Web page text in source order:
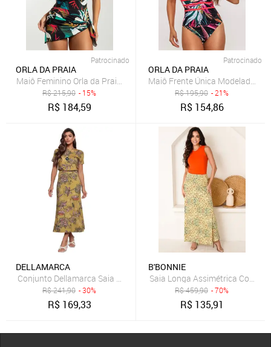
Patrocinado
ORLA DA PRAIA
Maiô Feminino Orla da Praia Com Saia Saída De Praia E Bojo Com
R$215,90 - 15%
R$ 184,59
Patrocinado
ORLA DA PRAIA
Maiô Frente Única Modelador
R$195,90 - 21%
R$ 154,86
DELLAMARCA
Conjunto Dellamarca Saia e Blusa Estampada Floral Ocre
R$241,90 - 30%
R$ 169,33
B'BONNIE
Saia Longa Assimétrica Com
R$459,90 - 70%
R$ 135,91